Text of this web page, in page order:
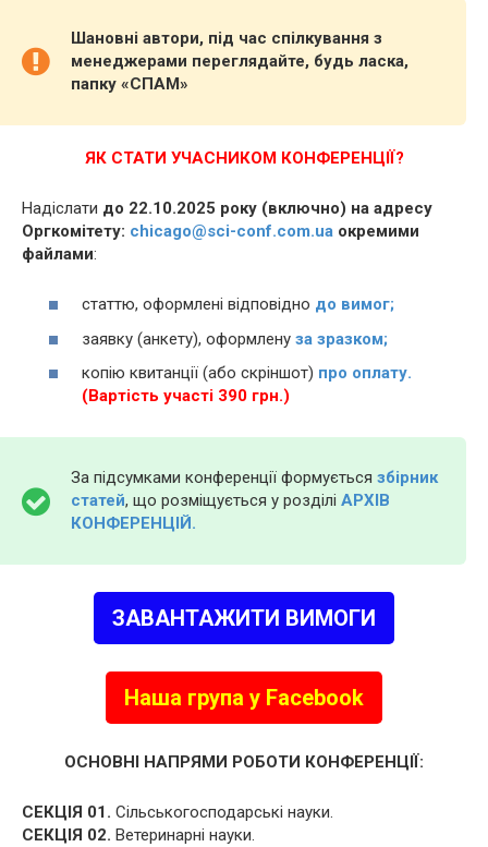
Шановні автори, під час спілкування з
менеджерами переглядайте, будь ласка,
папку «СПАМ»
ЯК СТАТИ УЧАСНИКОМ КОНФЕРЕНЦІЇ?
Надіслати до 22.10.2025 року (включно) на адресу
Оргкомітету: chicago@sci-conf.com.ua окремими
файлами:
статтю, оформлені відповідно до вимог;
заявку (анкету), оформлену за зразком;
копію квитанції (або скріншот) про оплату.
(Вартість участі 390 грн.)
За підсумками конференції формується збірник
статей, що розміщується у розділі АРХІВ
КОНФЕРЕНЦІЙ.
ЗАВАНТАЖИТИ ВИМОГИ
Наша група у Facebook
ОСНОВНІ НАПРЯМИ РОБОТИ КОНФЕРЕНЦІЇ:
СЕКЦІЯ 01. Сільськогосподарські науки.
СЕКЦІЯ 02. Ветеринарні науки.